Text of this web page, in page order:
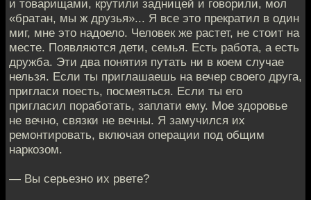
и товарищами, крутили задницей и говорили, мол
«братан, мы ж друзья»... Я все это прекратил в один
миг, мне это надоело. Человек же растет, не стоит на
месте. Появляются дети, семья. Есть работа, а есть
дружба. Эти два понятия путать ни в коем случае
нельзя. Если ты приглашаешь на вечер своего друга,
пригласи поесть, посмеяться. Если ты его
пригласил поработать, заплати ему. Мое здоровье
не вечно, связки не вечны. Я замучился их
ремонтировать, включая операции под общим
наркозом.
— Вы серьезно их рвете?